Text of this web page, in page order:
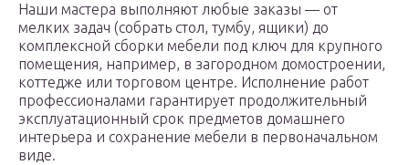
Наши мастера выполняют любые заказы — от
мелких задач (собрать стол, тумбу, ящики) до
комплексной сборки мебели под ключ для крупного
помещения, например, в загородном домостроении,
коттедже или торговом центре. Исполнение работ
профессионалами гарантирует продолжительный
эксплуатационный срок предметов домашнего
интерьера и сохранение мебели в первоначальном
виде.